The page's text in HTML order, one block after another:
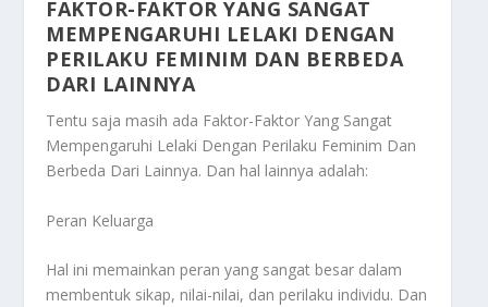
FAKTOR-FAKTOR YANG SANGAT
MEMPENGARUHI LELAKI DENGAN
PERILAKU FEMINIM DAN BERBEDA
DARI LAINNYA
Tentu saja masih ada Faktor-Faktor Yang Sangat
Mempengaruhi Lelaki Dengan Perilaku Feminim Dan
Berbeda Dari Lainnya. Dan hal lainnya adalah:
Peran Keluarga
Hal ini memainkan peran yang sangat besar dalam
membentuk sikap, nilai-nilai, dan perilaku individu. Dan